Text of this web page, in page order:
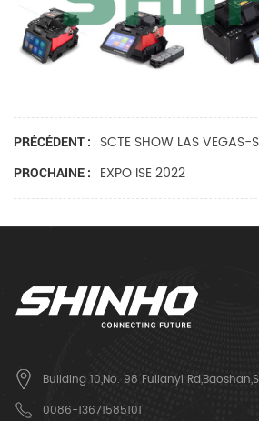
PRÉCÉDENT : SCTE SHOW LAS VEGAS-
PROCHAINE : EXPO ISE 2022
Building 10,No. 98 Fulianyi
0086-13671585101